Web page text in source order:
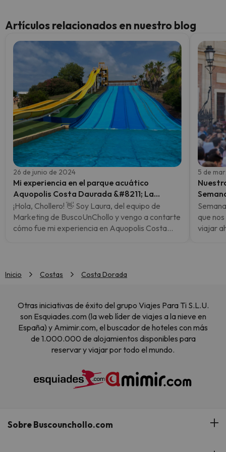
Artículos relacionados en nuestro blog
26 de junio de 2024
Mi experiencia en el parque acuático
Aquopolis Costa Daurada &#8211; La
Pineda, Salou
¡Hola, Chollero! 👋 Soy Laura, del equipo de
Marketing de BuscoUnChollo y vengo a contarte
cómo fue mi experiencia en Aquopolis Costa
5 de
que
viajar
Inicio Costas Costa Dorada
Otras iniciativas de éxito del grupo Viajes Para Ti S.L.U.
son Esquiades.com (la web líder de viajes a la nieve en
España) y Amimir.com, el buscador de hoteles con más
de 1.000.000 de alojamientos disponibles para
reservar y viajar por todo el mundo.
Sobre Buscounchollo.com